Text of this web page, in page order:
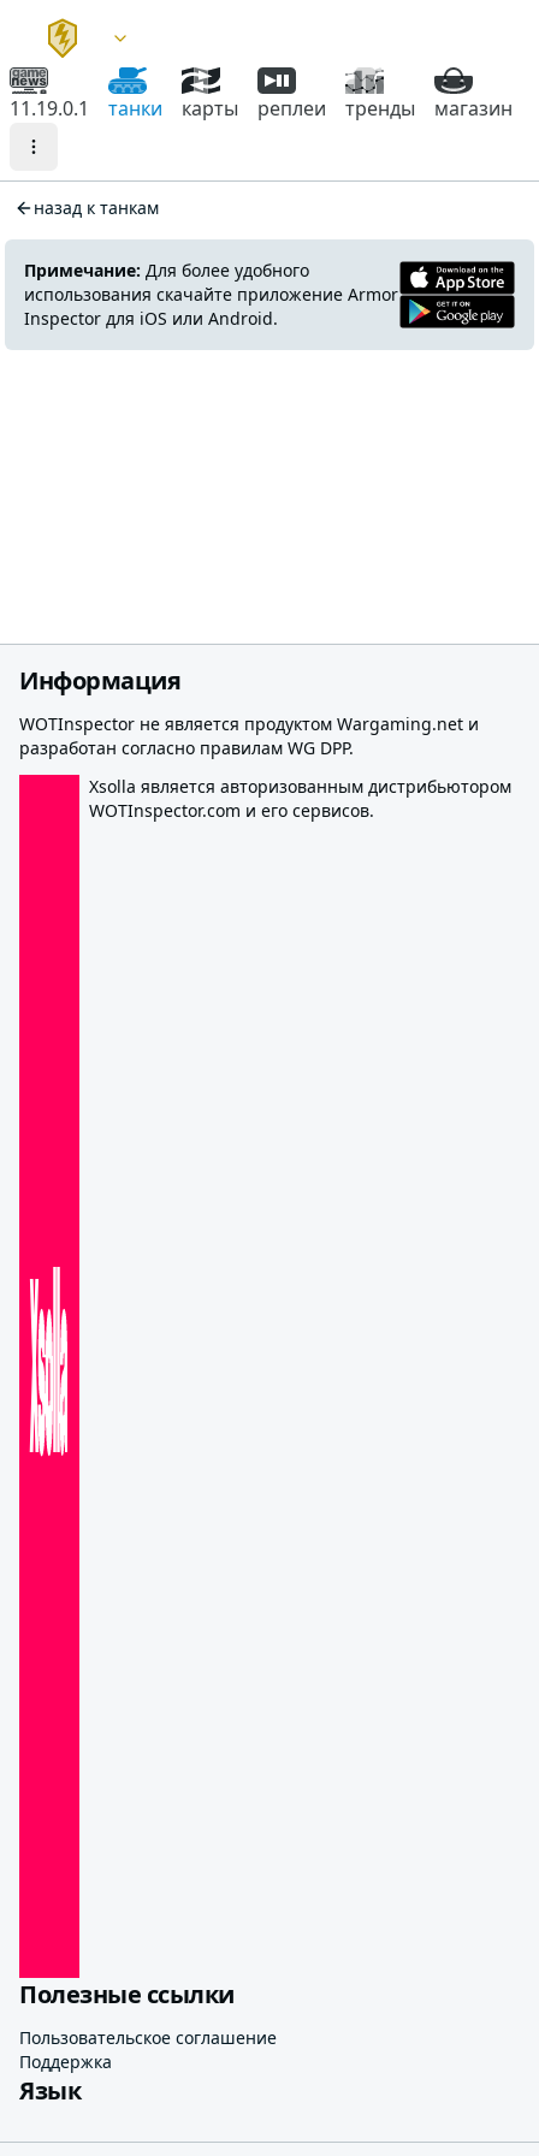
11.19.0.1 танки карты реплеи тренды магазин
назад к танкам
Примечание: Для более удобного
использования скачайте приложение Armor
Inspector для iOS или Android.
Информация
WOTInspector не является продуктом Wargaming.net и
разработан согласно правилам WG DPP.
Xsolla является авторизованным дистрибьютором
WOTInspector.com и его сервисов.
Полезные ссылки
Пользовательское соглашение
Поддержка
Язык